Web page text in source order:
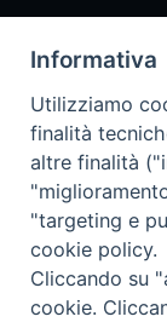
Spazio Lettori
Eventi
Eventi
Informativa
Utilizziamo
finalità
altre finalità
"targeting e
cookie policy.
Cliccando su
cookie.